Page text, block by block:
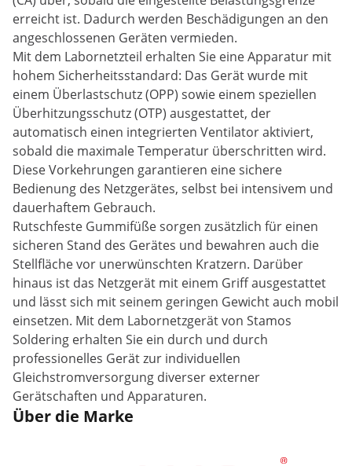
erreicht ist. Dadurch werden Beschädigungen an den
angeschlossenen Geräten vermieden.
Mit dem Labornetzteil erhalten Sie eine Apparatur mit
hohem Sicherheitsstandard: Das Gerät wurde mit
einem Überlastschutz (OPP) sowie einem speziellen
Überhitzungsschutz (OTP) ausgestattet, der
automatisch einen integrierten Ventilator aktiviert,
sobald die maximale Temperatur überschritten wird.
Diese Vorkehrungen garantieren eine sichere
Bedienung des Netzgerätes, selbst bei intensivem und
dauerhaftem Gebrauch.
Rutschfeste Gummifüße sorgen zusätzlich für einen
sicheren Stand des Gerätes und bewahren auch die
Stellfläche vor unerwünschten Kratzern. Darüber
hinaus ist das Netzgerät mit einem Griff ausgestattet
und lässt sich mit seinem geringen Gewicht auch mobil
einsetzen. Mit dem Labornetzgerät von Stamos
Soldering erhalten Sie ein durch und durch
professionelles Gerät zur individuellen
Gleichstromversorgung diverser externer
Gerätschaften und Apparaturen.
Über die Marke